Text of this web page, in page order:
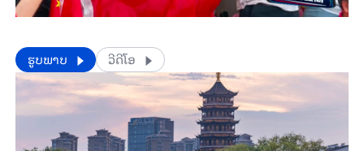
​​ຮູບພາບ ວີດີໂອ